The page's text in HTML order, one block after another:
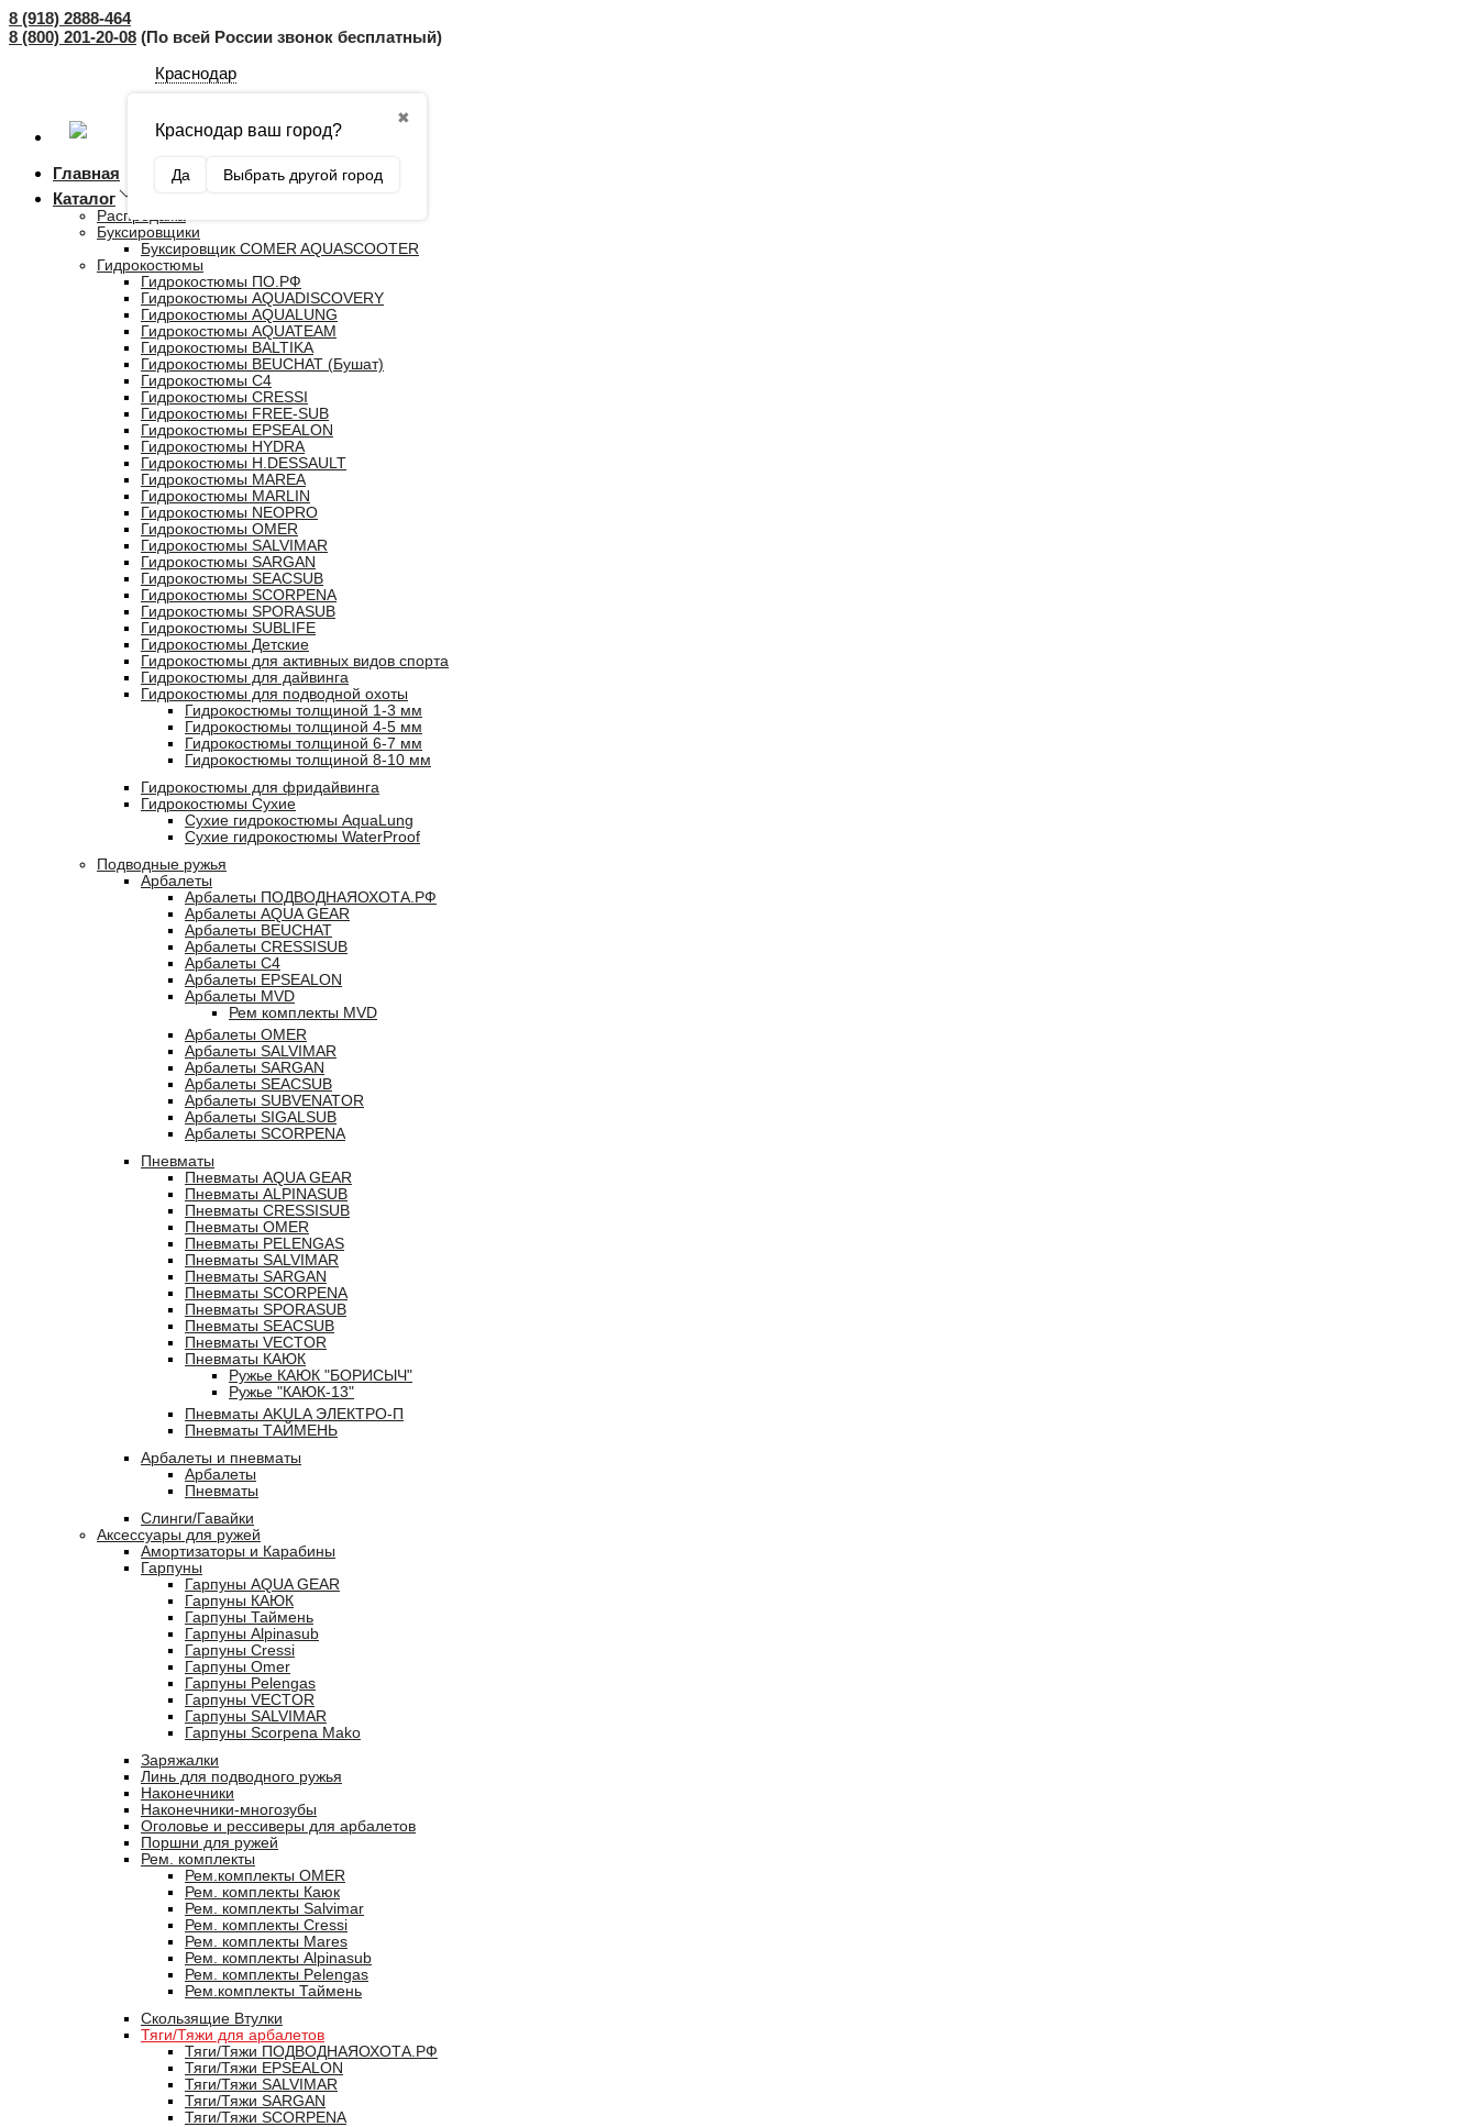
8 (918) 2888-464
8 (800) 201-20-08 (По всей России звонок бесплатный)
Краснодар
✖
Краснодар ваш город?
Да Выбрать другой город
Главная
Каталог
Распродажа
Буксировщики
Буксировщик COMER AQUASCOOTER
Гидрокостюмы
Гидрокостюмы ПО.РФ
Гидрокостюмы AQUADISCOVERY
Гидрокостюмы AQUALUNG
Гидрокостюмы AQUATEAM
Гидрокостюмы BALTIKA
Гидрокостюмы BEUCHAT (Бушат)
Гидрокостюмы C4
Гидрокостюмы CRESSI
Гидрокостюмы FREE-SUB
Гидрокостюмы EPSEALON
Гидрокостюмы HYDRA
Гидрокостюмы H.DESSAULT
Гидрокостюмы MAREA
Гидрокостюмы MARLIN
Гидрокостюмы NEOPRO
Гидрокостюмы OMER
Гидрокостюмы SALVIMAR
Гидрокостюмы SARGAN
Гидрокостюмы SEACSUB
Гидрокостюмы SCORPENA
Гидрокостюмы SPORASUB
Гидрокостюмы SUBLIFE
Гидрокостюмы Детские
Гидрокостюмы для активных видов спорта
Гидрокостюмы для дайвинга
Гидрокостюмы для подводной охоты
Гидрокостюмы толщиной 1-3 мм
Гидрокостюмы толщиной 4-5 мм
Гидрокостюмы толщиной 6-7 мм
Гидрокостюмы толщиной 8-10 мм
Гидрокостюмы для фридайвинга
Гидрокостюмы Сухие
Сухие гидрокостюмы AquaLung
Сухие гидрокостюмы WaterProof
Подводные ружья
Арбалеты
Арбалеты ПОДВОДНАЯОХОТА.РФ
Арбалеты AQUA GEAR
Арбалеты BEUCHAT
Арбалеты CRESSISUB
Арбалеты C4
Арбалеты EPSEALON
Арбалеты MVD
Рем комплекты MVD
Арбалеты OMER
Арбалеты SALVIMAR
Арбалеты SARGAN
Арбалеты SEACSUB
Арбалеты SUBVENATOR
Арбалеты SIGALSUB
Арбалеты SCORPENA
Пневматы
Пневматы AQUA GEAR
Пневматы ALPINASUB
Пневматы CRESSISUB
Пневматы OMER
Пневматы PELENGAS
Пневматы SALVIMAR
Пневматы SARGAN
Пневматы SCORPENA
Пневматы SPORASUB
Пневматы SEACSUB
Пневматы VECTOR
Пневматы КАЮК
Ружье КАЮК "БОРИСЫЧ"
Ружье "КАЮК-13"
Пневматы AKULA ЭЛЕКТРО-П
Пневматы ТАЙМЕНЬ
Арбалеты и пневматы
Арбалеты
Пневматы
Слинги/Гавайки
Аксессуары для ружей
Амортизаторы и Карабины
Гарпуны
Гарпуны AQUA GEAR
Гарпуны КАЮК
Гарпуны Таймень
Гарпуны Alpinasub
Гарпуны Cressi
Гарпуны Omer
Гарпуны Pelengas
Гарпуны VECTOR
Гарпуны SALVIMAR
Гарпуны Scorpena Mako
Заряжалки
Линь для подводного ружья
Наконечники
Наконечники-многозубы
Оголовье и рессиверы для арбалетов
Поршни для ружей
Рем. комплекты
Рем.комплекты OMER
Рем. комплекты Каюк
Рем. комплекты Salvimar
Рем. комплекты Cressi
Рем. комплекты Mares
Рем. комплекты Alpinasub
Рем. комплекты Pelengas
Рем.комплекты Таймень
Скользящие Втулки
Тяги/Тяжи для арбалетов
Тяги/Тяжи ПОДВОДНАЯОХОТА.РФ
Тяги/Тяжи EPSEALON
Тяги/Тяжи SALVIMAR
Тяги/Тяжи SARGAN
Тяги/Тяжи SCORPENA